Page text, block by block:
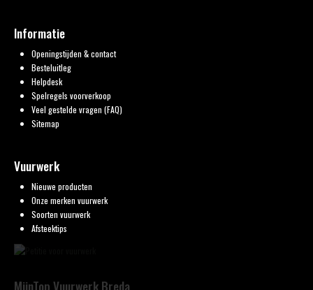
Informatie
Openingstijden & contact
Besteluitleg
Helpdesk
Spelregels voorverkoop
Veel gestelde vragen (FAQ)
Sitemap
Vuurwerk
Nieuwe producten
Onze merken vuurwerk
Soorten vuurwerk
Afsteektips
MijnTop Vuurwerk Breda